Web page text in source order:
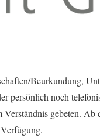
Beurkundung,
persönlich noch
gebeten. Ab